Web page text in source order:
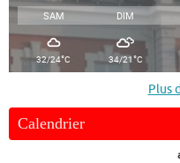
SAM DIM
32/24°C 34/21°C
Plus
Calendrier